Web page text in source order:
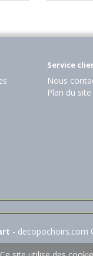
Service
Nous
Plan du site
- decopochoirs.com